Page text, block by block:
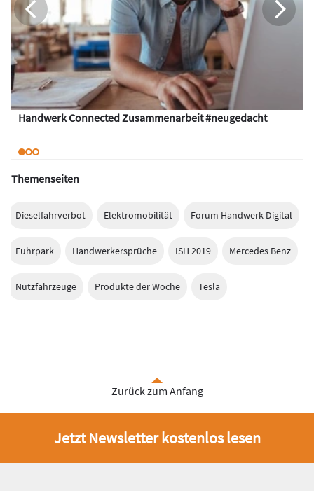
Handwerk Connected Zusammenarbeit #neugedacht
Themenseiten
Dieselfahrverbot Elektromobilität Forum Handwerk Digital
Fuhrpark Handwerkersprüche ISH 2019 Mercedes Benz
Nutzfahrzeuge Produkte der Woche Tesla
Zurück zum Anfang
Jetzt Newsletter kostenlos lesen